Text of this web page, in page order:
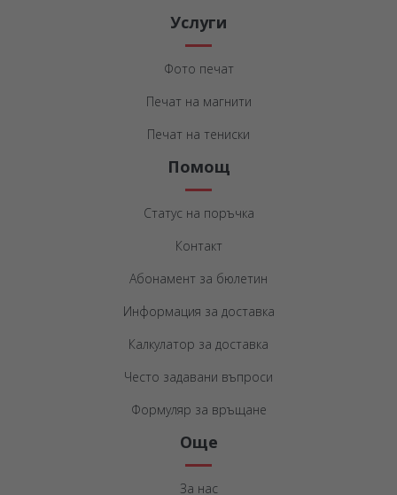
Услуги
Фото печат
Печат на магнити
Печат на тениски
Помощ
Статус на поръчка
Контакт
Абонамент за бюлетин
Информация за доставка
Калкулатор за доставка
Често задавани въпроси
Формуляр за връщане
Още
За нас